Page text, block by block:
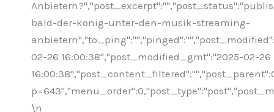
bald-der-konig-unter-den-musik-streaming-
02-26 16:00:38","post_modified_gmt":"2025-02-26
\n